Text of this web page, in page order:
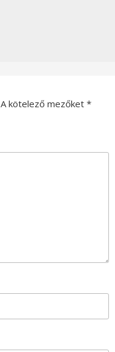
A kötelező mezőket *